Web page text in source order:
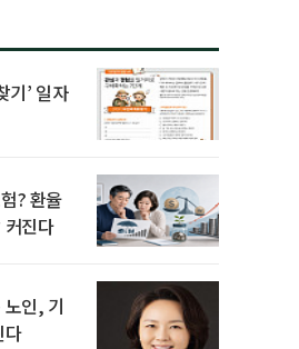
기’ 일자
? 환율
커진다
인, 기
다